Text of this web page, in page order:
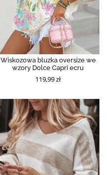
Wiskozowa bluzka oversize we
wzory Dolce Capri ecru
119,99 zł